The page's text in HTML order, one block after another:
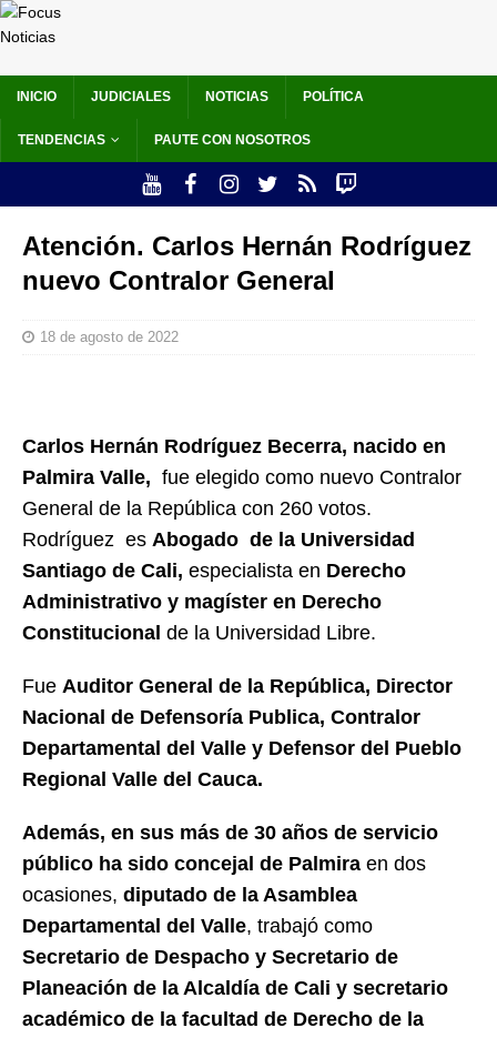
INICIO JUDICIALES NOTICIAS POLÍTICA
TENDENCIAS PAUTE CON NOSOTROS
Atención. Carlos Hernán Rodríguez
nuevo Contralor General
18 de agosto de 2022
Carlos Hernán Rodríguez Becerra, nacido en
Palmira Valle, fue elegido como nuevo Contralor
General de la República con 260 votos.
Rodríguez es Abogado de la Universidad
Santiago de Cali, especialista en Derecho
Administrativo y magíster en Derecho
Constitucional de la Universidad Libre.
Fue Auditor General de la República, Director
Nacional de Defensoría Publica, Contralor
Departamental del Valle y Defensor del Pueblo
Regional Valle del Cauca.
Además, en sus más de 30 años de servicio
público ha sido concejal de Palmira en dos
ocasiones, diputado de la Asamblea
Departamental del Valle, trabajó como
Secretario de Despacho y Secretario de
Planeación de la Alcaldía de Cali y secretario
académico de la facultad de Derecho de la